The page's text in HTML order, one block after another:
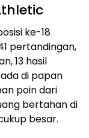
ke-18
pertandingan,
13 hasil
di papan
poin dari
bertahan di
besar.